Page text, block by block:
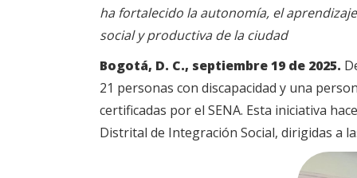
ha fortalecido la autonomía, el
social y productiva de la ciudad
Bogotá, D. C., septiembre 19 de 2025.
21 personas con discapacidad y una
certificadas por el SENA. Esta iniciativa
Distrital de Integración Social, dirigidas a